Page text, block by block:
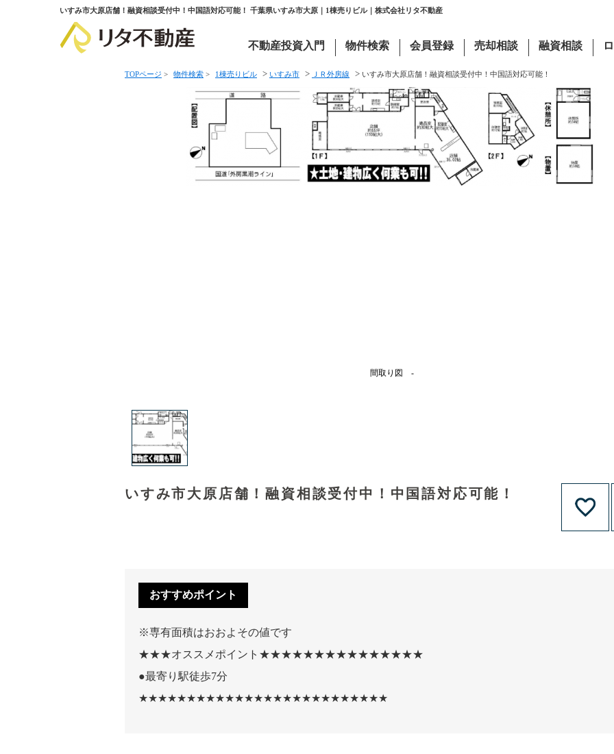
いすみ市大原店舗！融資相談受付中！中国語対応可能！ 千葉県いすみ市大原｜1棟売りビル｜株式会社リタ不動産
不動産投資入門 物件検索 会員登録 売却相談 融資相談
TOPページ > 物件検索 > 1棟売りビル > いすみ市 > ＪＲ外房線 > いすみ市大原店舗！融資相談受付中！中国語対応可能！
間取り図 -
いすみ市大原店舗！融資相談受付中！中国語対応可能！
おすすめポイント
※専有面積はおおよその値です
★★★オススメポイント★★★★★★★★★★★★★★★
●最寄り駅徒歩7分
★★★★★★★★★★★★★★★★★★★★★★★★★★